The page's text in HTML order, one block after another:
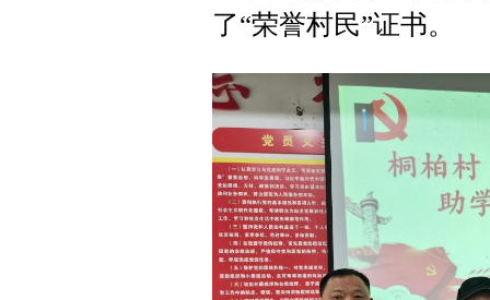
了“荣誉村民”证书。